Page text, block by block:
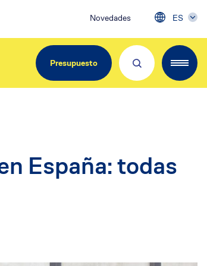
Novedades ES
C/ Girona, 134
08037 Barcelona
Presupuesto
España: todas